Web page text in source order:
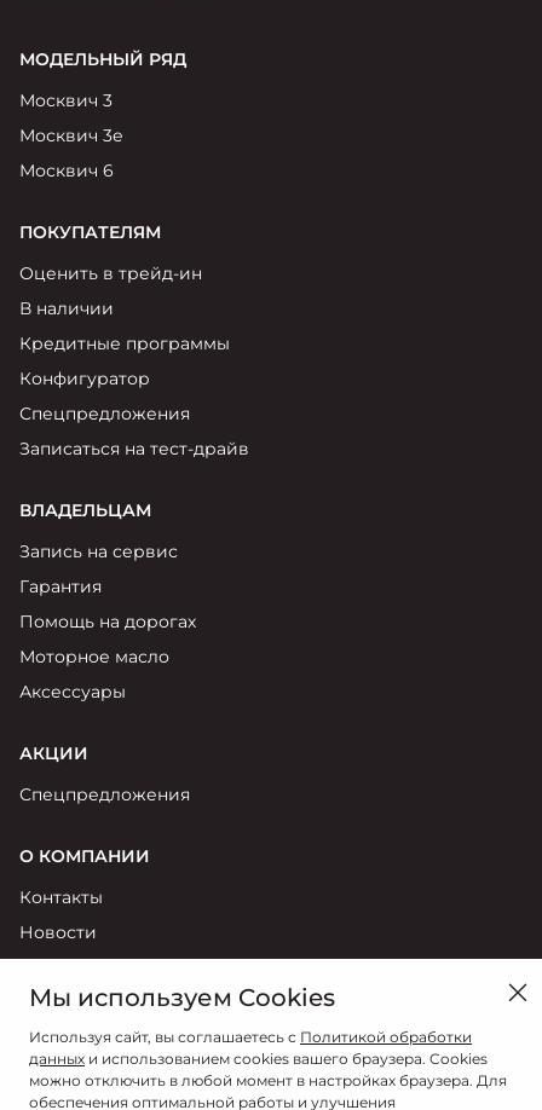
МОДЕЛЬНЫЙ РЯД
Москвич 3
Москвич 3е
Москвич 6
ПОКУПАТЕЛЯМ
Оценить в трейд-ин
В наличии
Кредитные программы
Конфигуратор
Спецпредложения
Записаться на тест-драйв
ВЛАДЕЛЬЦАМ
Запись на сервис
Гарантия
Помощь на дорогах
Моторное масло
Аксессуары
АКЦИИ
Спецпредложения
О КОМПАНИИ
Контакты
Новости
Политика обработки персональных данных
Правила пользования сайтом
Согласие на обработку персональных данных
Мы используем Cookies
Используя сайт, вы соглашаетесь с Политикой обработки
данных и использованием cookies вашего браузера. Cookies
можно отключить в любой момент в настройках браузера. Для
обеспечения оптимальной работы и улучшения